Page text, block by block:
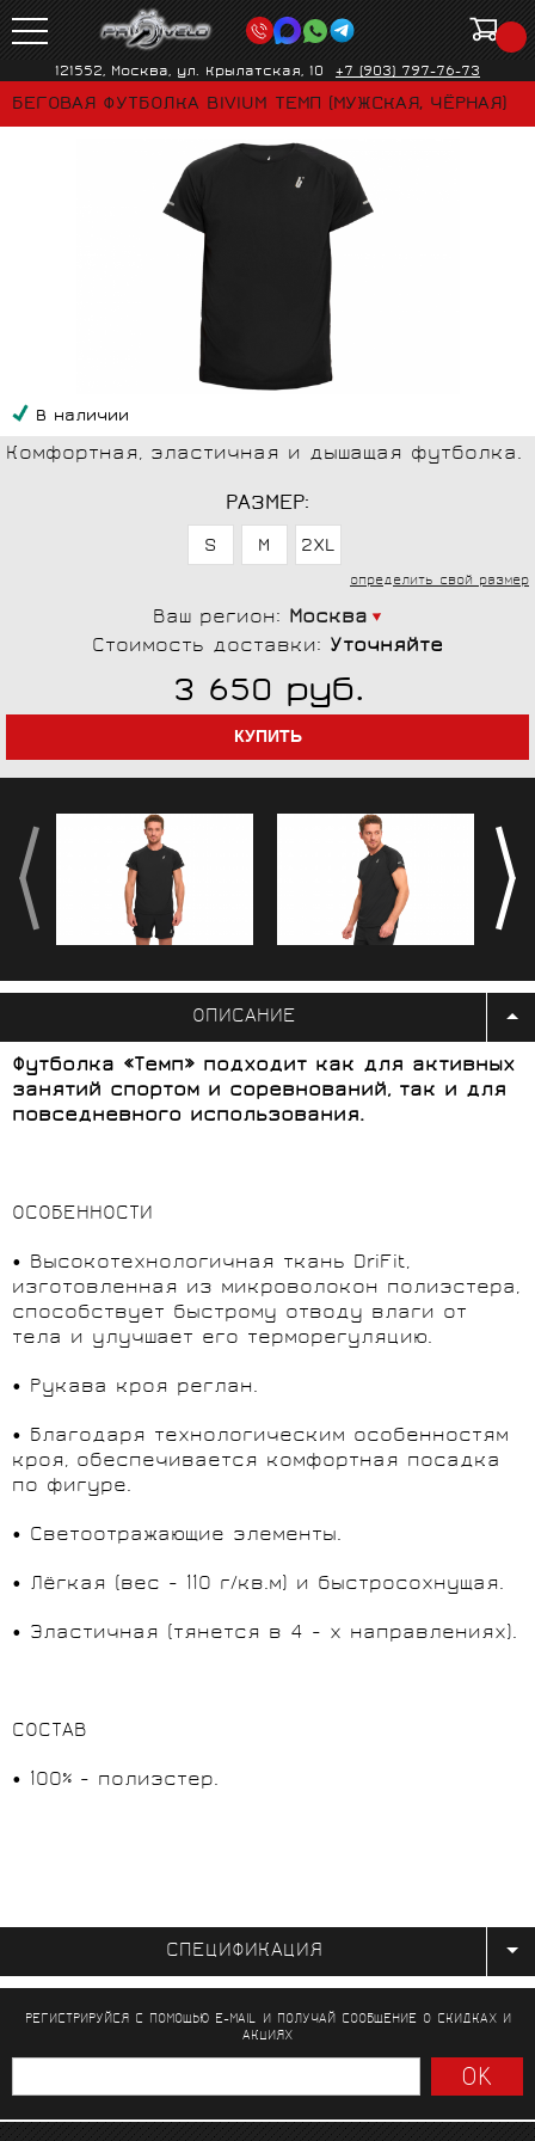
121552, Москва, ул. Крылатская, 10 +7 (903) 797-76-73
БЕГОВАЯ ФУТБОЛКА BIVIUM ТЕМП (МУЖСКАЯ, ЧЁРНАЯ)
В наличии
Комфортная, эластичная и дышащая футболка.
РАЗМЕР:
S M 2XL
определить свой размер
Ваш регион: Москва
Стоимость доставки: Уточняйте
3 650 руб.
ОПИСАНИЕ
Футболка «Темп» подходит как для активных
занятий спортом и соревнований, так и для
повседневного использования.
ОСОБЕННОСТИ
• Высокотехнологичная ткань DriFit,
изготовленная из микроволокон полиэстера,
способствует быстрому отводу влаги от
тела и улучшает его терморегуляцию.
• Рукава кроя реглан.
• Благодаря технологическим особенностям
кроя, обеспечивается комфортная посадка
по фигуре.
• Светоотражающие элементы.
• Лёгкая (вес - 110 г/кв.м) и быстросохнущая.
• Эластичная (тянется в 4 - х направлениях).
СОСТАВ
• 100% - полиэстер.
СПЕЦИФИКАЦИЯ
РЕГИСТРИРУЙСЯ С ПОМОЩЬЮ E-MAIL И ПОЛУЧАЙ СООБЩЕНИЕО СКИДКАХ И
АКЦИЯХ